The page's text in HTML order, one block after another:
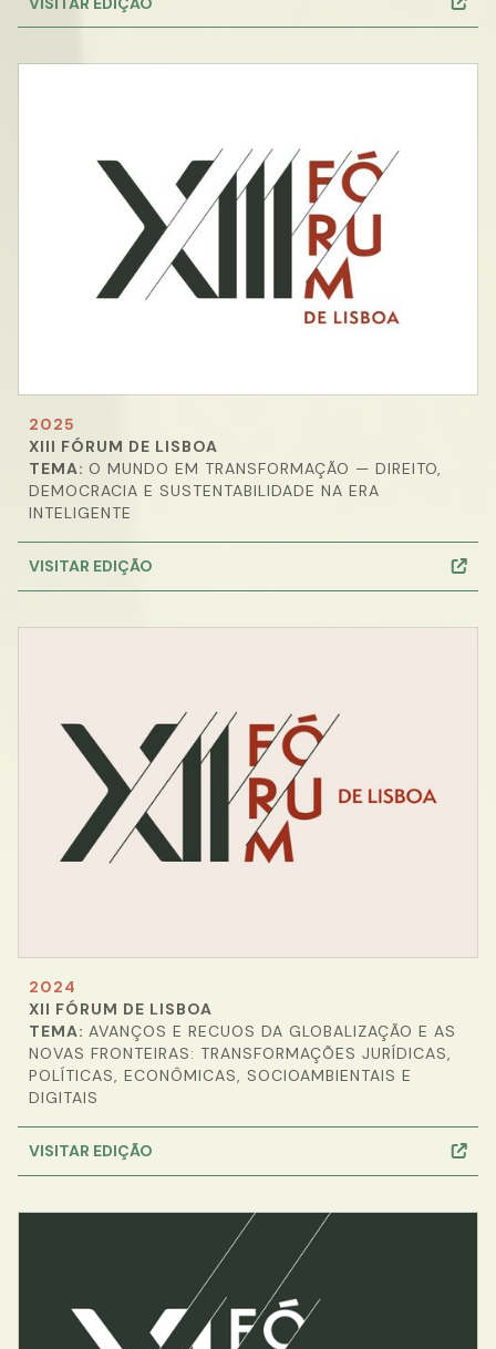
XIII FÓRUM DE LISBOA
2025
TEMA: O MUNDO EM TRANSFORMAÇÃO — DIREITO,
DEMOCRACIA E SUSTENTABILIDADE NA ERA
INTELIGENTE
VISITAR EDIÇÃO
XII FÓRUM DE LISBOA
2024
TEMA: AVANÇOS E RECUOS DA GLOBALIZAÇÃO E AS
NOVAS FRONTEIRAS: TRANSFORMAÇÕES JURÍDICAS,
POLÍTICAS, ECONÔMICAS, SOCIOAMBIENTAIS E
DIGITAIS
VISITAR EDIÇÃO